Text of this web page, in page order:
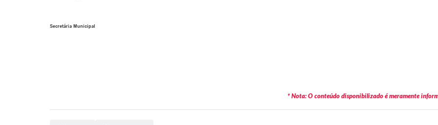
Secretária Municipal
* Nota: O conteúdo disponibilizado é meramente